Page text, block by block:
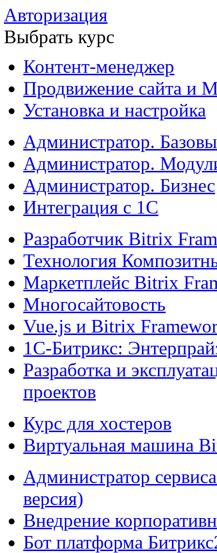
Авторизация
Выбрать курс
Контент-менеджер
Продвижение сайта и
Установка и настройка
Администратор.
Администратор.
Администратор. Бизнес
Интеграция с 1С
Разработчик Bitrix
Технология
Маркетплейс Bitrix
Многосайтовость
Vue.js и Bitrix
1С-Битрикс:
Разработка и
проектов
Курс для хостеров
Виртуальная машина
Администратор
версия)
Внедрение
Бот платформа